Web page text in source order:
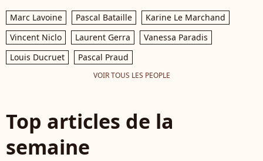
Marc Lavoine Pascal Bataille
Karine Le Marchand
Vincent Niclo
Laurent Gerra
Vanessa Paradis
Louis Ducruet
Pascal Praud
VOIR TOUS LES PEOPLE
Top articles de la
semaine